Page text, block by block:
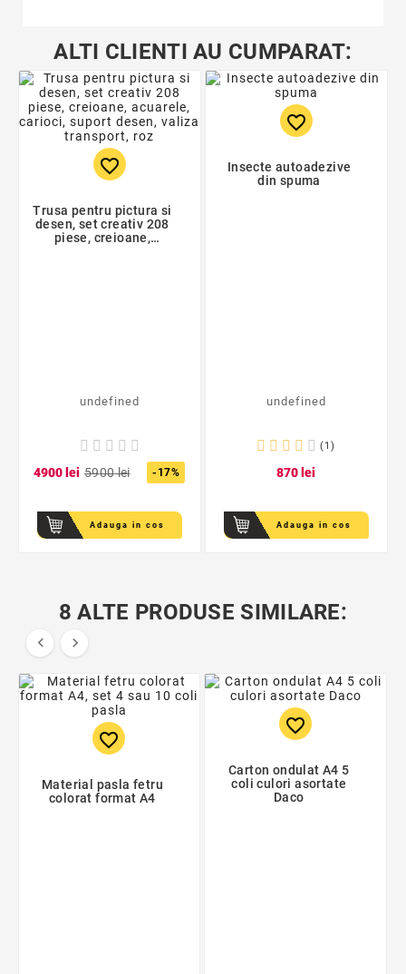
ALTI CLIENTI AU CUMPARAT:
favorite_border
Trusa pentru pictura si
desen, set creativ 208
piese, creioane,
undefined
4900 lei 5900lei -17%
Adauga in cos
favorite_border
Insecte autoadezive
din spuma
undefined
(1)
870 lei
Adauga in cos
8 ALTE PRODUSE SIMILARE:
 
favorite_border
Material pasla fetru
colorat format A4
favorite_border
Carton ondulat A4 5
coli culori asortate
Daco